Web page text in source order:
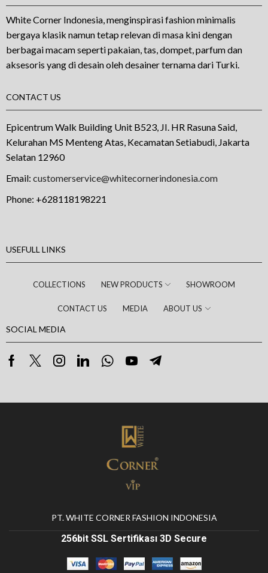
White Corner Indonesia, menginspirasi fashion minimalis
bergaya klasik namun tetap relevan di masa kini dengan
berbagai macam seperti pakaian, tas, dompet, parfum dan
aksesoris yang di desain oleh desainer ternama dari Turki.
CONTACT US
Epicentrum Walk Building Unit B523, JI. HR Rasuna Said,
Kelurahan MS Menteng Atas, Kecamatan Setiabudi, Jakarta
Selatan 12960
Email: customerservice@whitecornerindonesia.com
Phone: +628118198221
USEFULL LINKS
COLLECTIONS NEW PRODUCTS SHOWROOM
CONTACT US MEDIA ABOUT US
SOCIAL MEDIA
PT. WHITE CORNER FASHION INDONESIA
256bit SSL Sertifikası 3D Secure